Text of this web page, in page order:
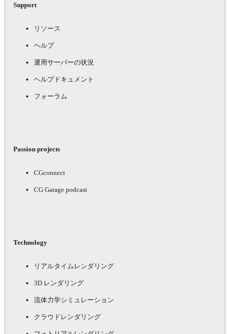
Support
リソース
ヘルプ
運用サーバーの状況
ヘルプドキュメント
フォーラム
Passion projects
CGconnect
CG Garage podcast
Technology
リアルタイムレンダリング
3D レンダリング
流体力学シミュレーション
クラウドレンダリング